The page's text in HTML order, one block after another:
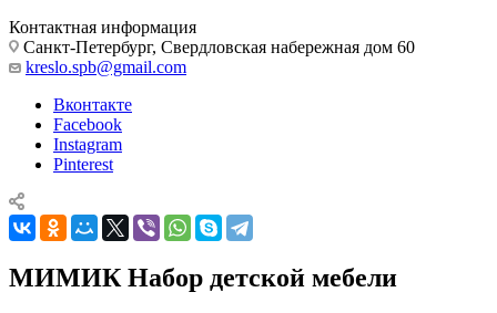
Контактная информация
Санкт-Петербург, Свердловская набережная дом 60
kreslo.spb@gmail.com
Вконтакте
Facebook
Instagram
Pinterest
МИМИК Набор детской мебели